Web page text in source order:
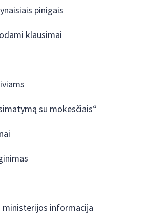
pinigais
klausimai
su mokesčiais“
ministerijos informacija